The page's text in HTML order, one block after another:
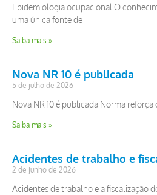
Epidemiologia ocupacional O
uma única fonte de
Saiba mais »
Nova NR 10 é publicada
5 de julho de 2026
Nova NR 10 é publicada Norma reforça
Saiba mais »
Acidentes de trabalho e
2 de junho de 2026
Acidentes de trabalho e a fiscalização